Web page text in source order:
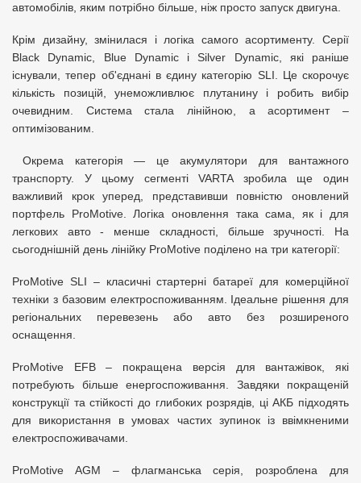
автомобілів, яким потрібно більше, ніж просто запуск двигуна.
Крім дизайну, змінилася і логіка самого асортименту. Серії
Black Dynamic, Blue Dynamic і Silver Dynamic, які раніше
існували, тепер об'єднані в єдину категорію SLI. Це скорочує
кількість позицій, унеможливлює плутанину і робить вибір
очевидним. Система стала лінійною, а асортимент –
оптимізованим.
Окрема категорія — це акумулятори для вантажного
транспорту. У цьому сегменті VARTA зробила ще один
важливий крок уперед, представивши повністю оновлений
портфель ProMotive. Логіка оновлення така сама, як і для
легкових авто - менше складності, більше зручності. На
сьогоднішній день лінійку ProMotive поділено на три категорії:
ProMotive SLI – класичні стартерні батареї для комерційної
техніки з базовим електроспоживанням. Ідеальне рішення для
регіональних перевезень або авто без розширеного
оснащення.
ProMotive EFB – покращена версія для вантажівок, які
потребують більше енергоспоживання. Завдяки покращеній
конструкції та стійкості до глибоких розрядів, ці АКБ підходять
для використання в умовах частих зупинок із ввімкненими
електроспоживачами.
ProMotive AGM – флагманська серія, розроблена для